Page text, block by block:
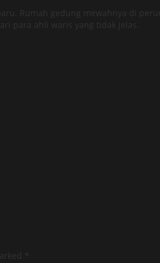
Rumah gedung mewahnya di
para ahli waris yang tidak jelas.